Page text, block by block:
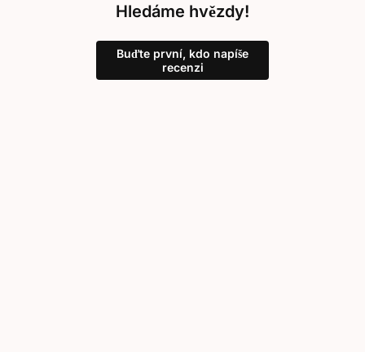
Hledáme hvězdy!
Buďte první, kdo napíše
recenzi